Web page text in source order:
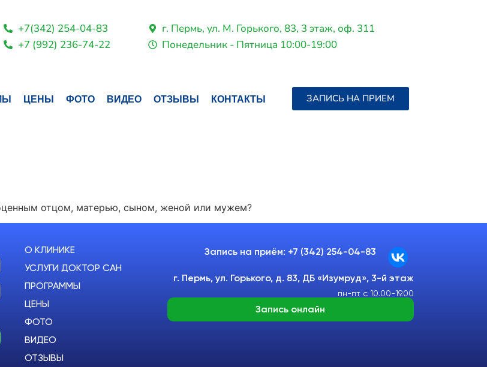
+7(342) 254-04-83
+7 (992) 236-74-22
г. Пермь, ул. М. Горького, 83, 3 этаж, оф. 311
Понедельник - Пятница 10:00-19:00
ЦЕНЫ ФОТО ВИДЕО ОТЗЫВЫ КОНТАКТЫ ЗАПИСЬ НА ПРИЕМ
отцом, матерью, сыном, женой или мужем?
О КЛИНИКЕ
УСЛУГИ ДОКТОР САН
ПРОГРАММЫ
ЦЕНЫ
ФОТО
ВИДЕО
ОТЗЫВЫ
Запись на приём: +7 (342) 254-04-83
г. Пермь, ул. Горького, д. 83, ДБ «Изумруд», 3-й этаж
пн-пт с 10.00-19.00
Запись онлайн